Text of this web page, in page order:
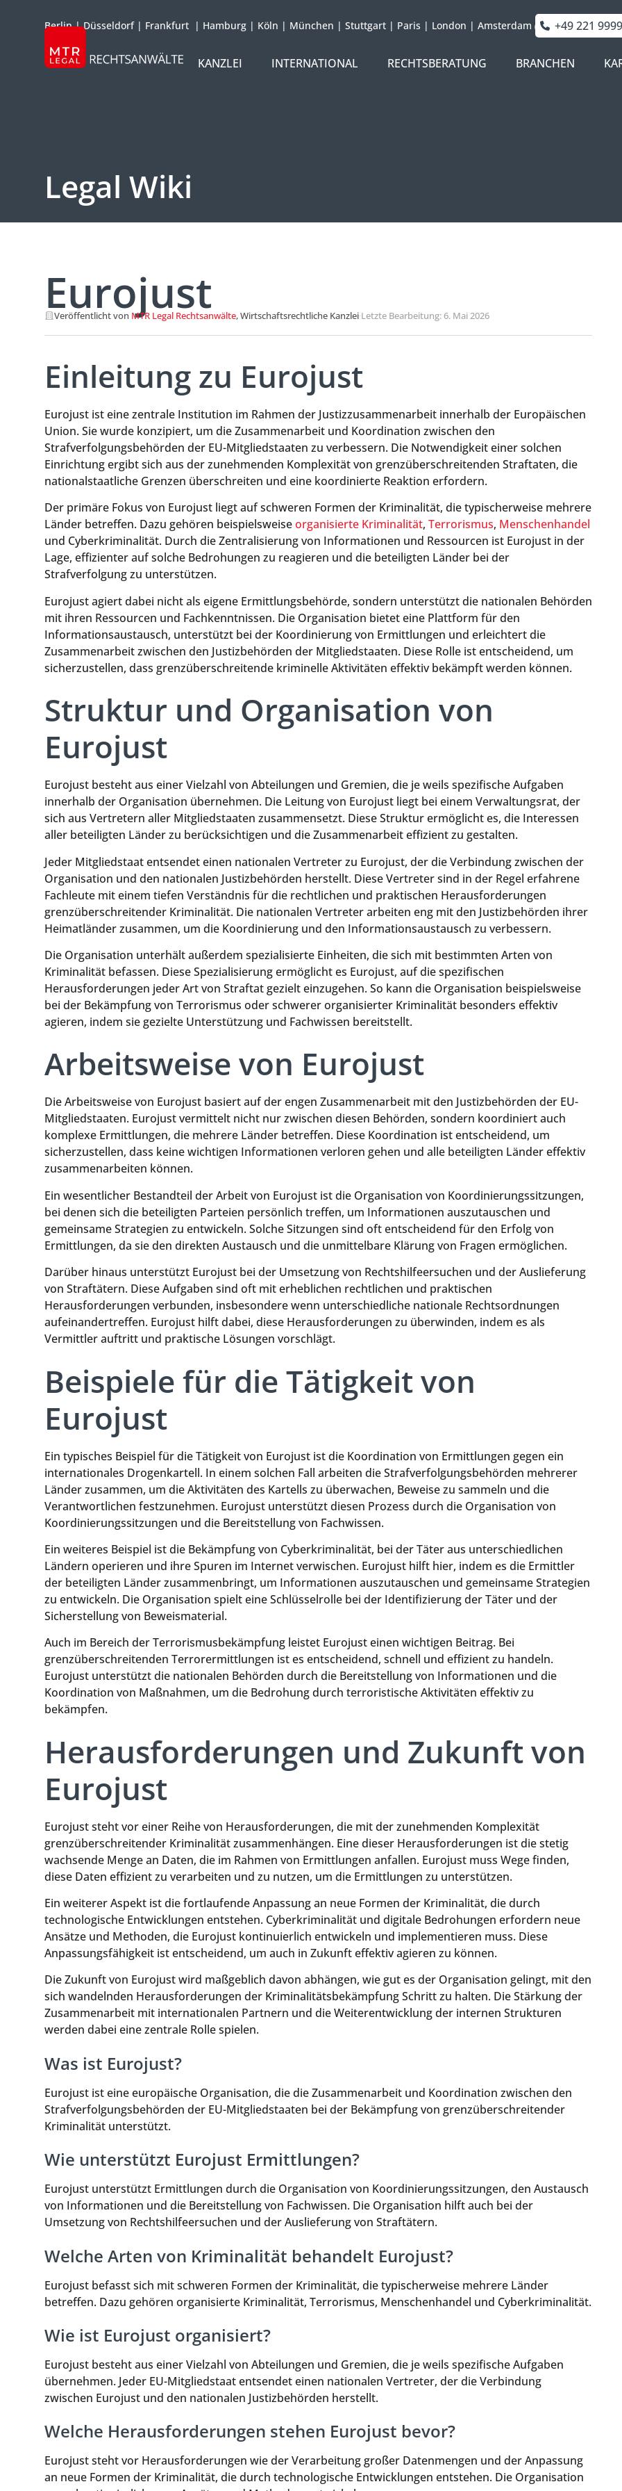
Berlin|Düsseldorf| Frankfurt | Hamburg | Köln | München | Stuttgart | Paris | London | Amsterdam +49 221
KANZLEI
INTERNATIONAL RECHTSBERATUNG BRANCHEN
Legal Wiki
Eurojust
Veröffentlicht von MTR Legal Rechtsanwälte, Wirtschaftsrechtliche Kanzlei·Letzte Bearbeitung: 6. Mai 2026
Einleitung zu Eurojust
Eurojust ist eine zentrale Institution im Rahmen der Justizzusammenarbeit innerhalb der Europäischen
Union. Sie wurde konzipiert, um die Zusammenarbeit und Koordination zwischen den
Strafverfolgungsbehörden der EU-Mitgliedstaaten zu verbessern. Die Notwendigkeit einer solchen
Einrichtung ergibt sich aus der zunehmenden Komplexität von grenzüberschreitenden Straftaten, die
nationalstaatliche Grenzen überschreiten und eine koordinierte Reaktion erfordern.
Der primäre Fokus von Eurojust liegt auf schweren Formen der Kriminalität, die typischerweise mehrere
Länder betreffen. Dazu gehören beispielsweiseorganisierte Kriminalität, Terrorismus, Menschenhandel
und Cyberkriminalität. Durch die Zentralisierung von Informationen und Ressourcen ist Eurojust in der
Lage, effizienter auf solche Bedrohungen zu reagieren und die beteiligten Länder bei der
Strafverfolgung zu unterstützen.
Eurojust agiert dabei nicht als eigene Ermittlungsbehörde, sondern unterstützt die nationalen Behörden
mit ihren Ressourcen und Fachkenntnissen. Die Organisation bietet eine Plattform für den
Informationsaustausch, unterstützt bei der Koordinierung von Ermittlungen und erleichtert die
Zusammenarbeit zwischen den Justizbehörden der Mitgliedstaaten. Diese Rolle ist entscheidend, um
sicherzustellen, dass grenzüberschreitende kriminelle Aktivitäten effektiv bekämpft werden können.
Struktur und Organisation von
Eurojust
Eurojust besteht aus einer Vielzahl von Abteilungen und Gremien, die je weils spezifische Aufgaben
innerhalb der Organisation übernehmen. Die Leitung von Eurojust liegt bei einem Verwaltungsrat, der
sich aus Vertretern aller Mitgliedstaaten zusammensetzt. Diese Struktur ermöglicht es, die Interessen
aller beteiligten Länder zu berücksichtigen und die Zusammenarbeit effizient zu gestalten.
Jeder Mitgliedstaat entsendet einen nationalen Vertreter zu Eurojust, der die Verbindung zwischen der
Organisation und den nationalen Justizbehörden herstellt. Diese Vertreter sind in der Regel erfahrene
Fachleute mit einem tiefen Verständnis für die rechtlichen und praktischen Herausforderungen
grenzüberschreitender Kriminalität. Die nationalen Vertreter arbeiten eng mit den Justizbehörden ihrer
Heimatländer zusammen, um die Koordinierung und den Informationsaustausch zu verbessern.
Die Organisation unterhält außerdem spezialisierte Einheiten, die sich mit bestimmten Arten von
Kriminalität befassen. Diese Spezialisierung ermöglicht es Eurojust, auf die spezifischen
Herausforderungen jeder Art von Straftat gezielt einzugehen. So kann die Organisation beispielsweise
bei der Bekämpfung von Terrorismus oder schwerer organisierter Kriminalität besonders effektiv
agieren, indem sie gezielte Unterstützung und Fachwissen bereitstellt.
Arbeitsweise von Eurojust
Die Arbeitsweise von Eurojust basiert auf der engen Zusammenarbeit mit den Justizbehörden der EU-
Mitgliedstaaten. Eurojust vermittelt nicht nur zwischen diesen Behörden, sondern koordiniert auch
komplexe Ermittlungen, die mehrere Länder betreffen. Diese Koordination ist entscheidend, um
sicherzustellen, dass keine wichtigen Informationen verloren gehen und alle beteiligten Länder effektiv
zusammenarbeiten können.
Ein wesentlicher Bestandteil der Arbeit von Eurojust ist die Organisation von Koordinierungssitzungen,
bei denen sich die beteiligten Parteien persönlich treffen, um Informationen auszutauschen und
gemeinsame Strategien zu entwickeln. Solche Sitzungen sind oft entscheidend für den Erfolg von
Ermittlungen, da sie den direkten Austausch und die unmittelbare Klärung von Fragen ermöglichen.
Darüber hinaus unterstützt Eurojust bei der Umsetzung von Rechtshilfeersuchen und der Auslieferung
von Straftätern. Diese Aufgaben sind oft mit erheblichen rechtlichen und praktischen
Herausforderungen verbunden, insbesondere wenn unterschiedliche nationale Rechtsordnungen
aufeinandertreffen. Eurojust hilft dabei, diese Herausforderungen zu überwinden, indem es als
Vermittler auftritt und praktische Lösungen vorschlägt.
Beispiele für die Tätigkeit von
Eurojust
Ein typisches Beispiel für die Tätigkeit von Eurojust ist die Koordination von Ermittlungen gegen ein
internationales Drogenkartell. In einem solchen Fall arbeiten die Strafverfolgungsbehörden mehrerer
Länder zusammen, um die Aktivitäten des Kartells zu überwachen, Beweise zu sammeln und die
Verantwortlichen festzunehmen. Eurojust unterstützt diesen Prozess durch die Organisation von
Koordinierungssitzungen und die Bereitstellung von Fachwissen.
Ein weiteres Beispiel ist die Bekämpfung von Cyberkriminalität, bei der Täter aus unterschiedlichen
Ländern operieren und ihre Spuren im Internet verwischen. Eurojust hilft hier, indem es die Ermittler
der beteiligten Länder zusammenbringt, um Informationen auszutauschen und gemeinsame Strategien
zu entwickeln. Die Organisation spielt eine Schlüsselrolle bei der Identifizierung der Täter und der
Sicherstellung von Beweismaterial.
Auch im Bereich der Terrorismusbekämpfung leistet Eurojust einen wichtigen Beitrag. Bei
grenzüberschreitenden Terrorermittlungen ist es entscheidend, schnell und effizient zu handeln.
Eurojust unterstützt die nationalen Behörden durch die Bereitstellung von Informationen und die
Koordination von Maßnahmen, um die Bedrohung durch terroristische Aktivitäten effektiv zu
bekämpfen.
Herausforderungen und Zukunft von
Eurojust
Eurojust steht vor einer Reihe von Herausforderungen, die mit der zunehmenden Komplexität
grenzüberschreitender Kriminalität zusammenhängen. Eine dieser Herausforderungen ist die stetig
wachsende Menge an Daten, die im Rahmen von Ermittlungen anfallen. Eurojust muss Wege finden,
diese Daten effizient zu verarbeiten und zu nutzen, um die Ermittlungen zu unterstützen.
Ein weiterer Aspekt ist die fortlaufende Anpassung an neue Formen der Kriminalität, die durch
technologische Entwicklungen entstehen. Cyberkriminalität und digitale Bedrohungen erfordern neue
Ansätze und Methoden, die Eurojust kontinuierlich entwickeln und implementieren muss. Diese
Anpassungsfähigkeit ist entscheidend, um auch in Zukunft effektiv agieren zu können.
Die Zukunft von Eurojust wird maßgeblich davon abhängen, wie gut es der Organisation gelingt, mit den
sich wandelnden Herausforderungen der Kriminalitätsbekämpfung Schritt zu halten. Die Stärkung der
Zusammenarbeit mit internationalen Partnern und die Weiterentwicklung der internen Strukturen
werden dabei eine zentrale Rolle spielen.
Was ist Eurojust?
Eurojust ist eine europäische Organisation, die die Zusammenarbeit und Koordination zwischen den
Strafverfolgungsbehörden der EU-Mitgliedstaaten bei der Bekämpfung von grenzüberschreitender
Kriminalität unterstützt.
Wie unterstützt Eurojust Ermittlungen?
Eurojust unterstützt Ermittlungen durch die Organisation von Koordinierungssitzungen, den Austausch
von Informationen und die Bereitstellung von Fachwissen. Die Organisation hilft auch bei der
Umsetzung von Rechtshilfeersuchen und der Auslieferung von Straftätern.
Welche Arten von Kriminalität behandelt Eurojust?
Eurojust befasst sich mit schweren Formen der Kriminalität, die typischerweise mehrere Länder
betreffen. Dazu gehören organisierte Kriminalität, Terrorismus, Menschenhandel und Cyberkriminalität.
Wie ist Eurojust organisiert?
Eurojust besteht aus einer Vielzahl von Abteilungen und Gremien, die je weils spezifische Aufgaben
übernehmen. Jeder EU-Mitgliedstaat entsendet einen nationalen Vertreter, der die Verbindung
zwischen Eurojust und den nationalen Justizbehörden herstellt.
Welche Herausforderungen stehen Eurojust bevor?
Eurojust steht vor Herausforderungen wie der Verarbeitung großer Datenmengen und der Anpassung
an neue Formen der Kriminalität, die durch technologische Entwicklungen entstehen. Die Organisation